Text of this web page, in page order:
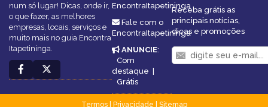
num só lugar! Dicas, onde ir,
o que fazer, as melhores
empresas, locais, serviços e
muito mais no guia Encontra
Itapetininga.
EncontraItapetininga
Fale com o
EncontraItapetininga
ANUNCIE:
Com
destaque |
Grátis
Receba grátis as
principais notícias,
dicas e promoções
Termos| Privacidade
Sitemap